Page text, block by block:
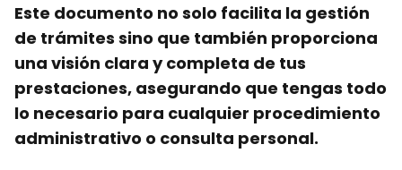
Este documento no solo facilita la gestión
de trámites sino que también proporciona
una visión clara y completa de tus
prestaciones, asegurando que tengas todo
lo necesario para cualquier procedimiento
administrativo o consulta personal.